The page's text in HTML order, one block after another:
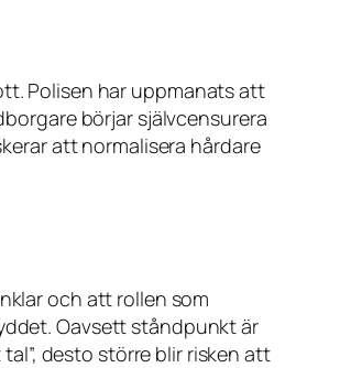
Polisen har uppmanats att
börjar självcensurera
att normalisera hårdare
och att rollen som
Oavsett ståndpunkt är
desto större blir risken att